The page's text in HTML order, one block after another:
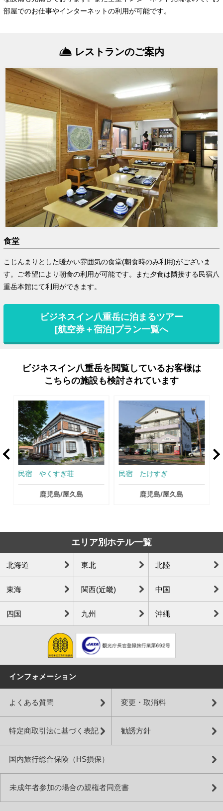
部屋でのお仕事やインターネットの利用が可能です。
レストランのご案内
食堂
こじんまりとした暖かい雰囲気の食堂(朝食時のみ利用)がございま
す。ご希望により朝食の利用が可能です。また夕食は隣接する民宿八
重岳本館にて利用ができます。
ビジネスイン八重岳に泊まるツアー
[航空券＋宿泊]プラン一覧へ
ビジネスイン八重岳を閲覧しているお客様は
こちらの施設も検討されています
民宿 やくすぎ荘
鹿児島/屋久島
民宿 たけすぎ
鹿児島/屋久島
エリア別ホテル一覧
北海道 東北 北陸
東海 関西(近畿) 中国
四国 九州 沖縄
インフォメーション
よくある質問 変更・取消料
特定商取引法に基づく表記 勧誘方針
国内旅行総合保険（HS損保）
未成年者参加の場合の親権者同意書